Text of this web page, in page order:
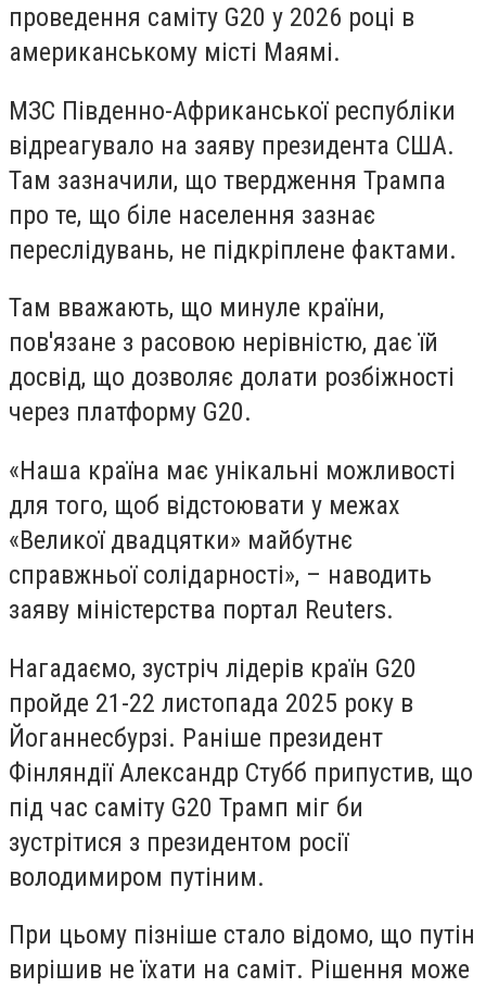
проведення саміту G20 у 2026 році в
американському місті Маямі.
МЗС Південно-Африканської республіки
відреагувало на заяву президента США.
Там зазначили, що твердження Трампа
про те, що біле населення зазнає
переслідувань, не підкріплене фактами.
Там вважають, що минуле країни,
пов'язане з расовою нерівністю, дає їй
досвід, що дозволяє долати розбіжності
через платформу G20.
«Наша країна має унікальні можливості
для того, щоб відстоювати у межах
«Великої двадцятки» майбутнє
справжньої солідарності», – наводить
заяву міністерства портал Reuters.
Нагадаємо, зустріч лідерів країн G20
пройде 21-22 листопада 2025 року в
Йоганнесбурзі. Раніше президент
Фінляндії Александр Стубб припустив, що
під час саміту G20 Трамп міг би
зустрітися з президентом росії
володимиром путіним.
При цьому пізніше стало відомо, що путін
вирішив не їхати на саміт. Рішення може